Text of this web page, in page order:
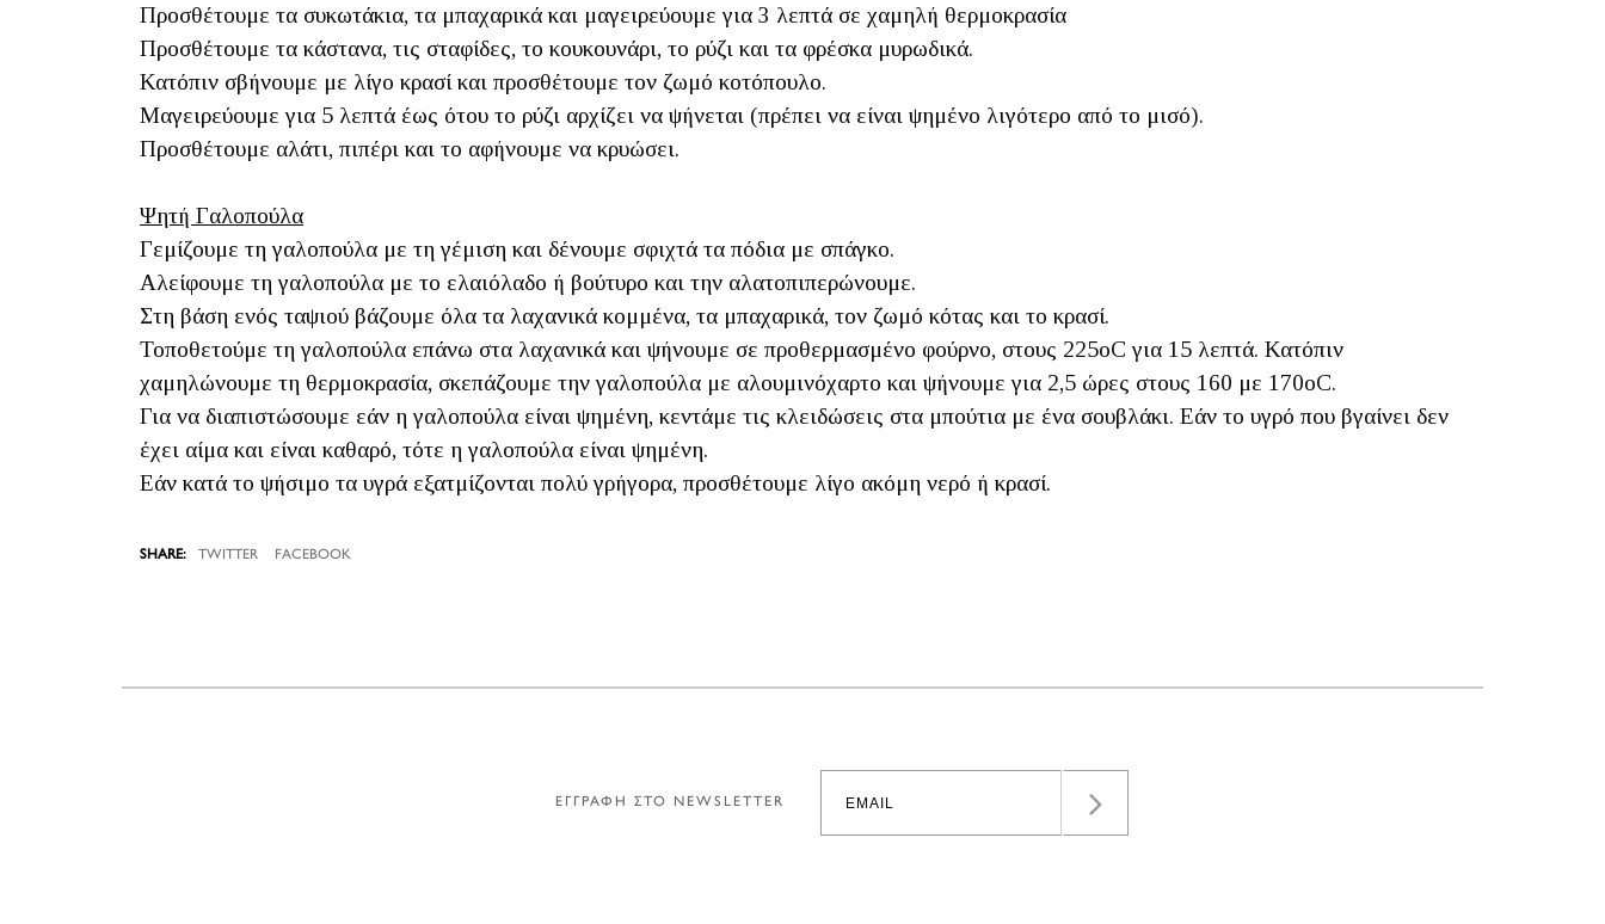
Προσθέτουμε τα συκωτάκια, τα μπαχαρικά και μαγειρεύουμε για 3 λεπτά σε χαμηλή θερμοκρασία
Προσθέτουμε τα κάστανα, τις σταφίδες, το κουκουνάρι, το ρύζι και τα φρέσκα μυρωδικά.
Κατόπιν σβήνουμε με λίγο κρασί και προσθέτουμε τον ζωμό κοτόπουλο.
Μαγειρεύουμε για 5 λεπτά έως ότου το ρύζι αρχίζει να ψήνεται (πρέπει να είναι ψημένο λιγότερο από το μισό).
Προσθέτουμε αλάτι, πιπέρι και το αφήνουμε να κρυώσει.
Ψητή Γαλοπούλα
Γεμίζουμε τη γαλοπούλα με τη γέμιση και δένουμε σφιχτά τα πόδια με σπάγκο.
Αλείφουμε τη γαλοπούλα με το ελαιόλαδο ή βούτυρο και την αλατοπιπερώνουμε.
Στη βάση ενός ταψιού βάζουμε όλα τα λαχανικά κομμένα, τα μπαχαρικά, τον ζωμό κότας και το κρασί.
Τοποθετούμε τη γαλοπούλα επάνω στα λαχανικά και ψήνουμε σε προθερμασμένο φούρνο, στους 225oC για 15 λεπτά. Κατόπιν
χαμηλώνουμε τη θερμοκρασία, σκεπάζουμε την γαλοπούλα με αλουμινόχαρτο και ψήνουμε για 2,5 ώρες στους 160 με 170oC.
Για να διαπιστώσουμε εάν η γαλοπούλα είναι ψημένη, κεντάμε τις κλειδώσεις στα μπούτια με ένα σουβλάκι. Εάν το υγρό που βγαίνει δεν
έχει αίμα και είναι καθαρό, τότε η γαλοπούλα είναι ψημένη.
Εάν κατά το ψήσιμο τα υγρά εξατμίζονται πολύ γρήγορα, προσθέτουμε λίγο ακόμη νερό ή κρασί.
TWITTER FACEBOOK
ΕΓΓΡΑΦΗ ΣΤΟ NEWSLETTER